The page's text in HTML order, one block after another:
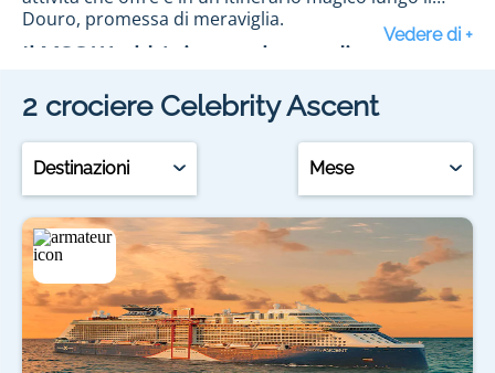
Douro, promessa di meraviglia.
Il MSC World Asia, capolavoro di modernità
Il MSC World Asia, fiore all'occhiello della flotta MSC
viaggio senza precedenti. Con cabine spaziose e
dotate delle più moderne tecnologie, ponti
panoramici con viste spettacolari e un design
raffinato, questa nave incarna il lusso e il comfort.
MSC Crociere vi garantisce un viaggio all'insegna
dell'eleganza e del benessere, con un'attenzione
particolare ai dettagli per rendere ogni crociera
un'esperienza indimenticabile.
Attività esclusive a bordo del MSC World
Asia
A bordo del MSC World Asia, il divertimento e il relax
sono assicurati. Gli ospiti possono godere di
2 crociere Celebrity Ascent
Destinazioni Mese